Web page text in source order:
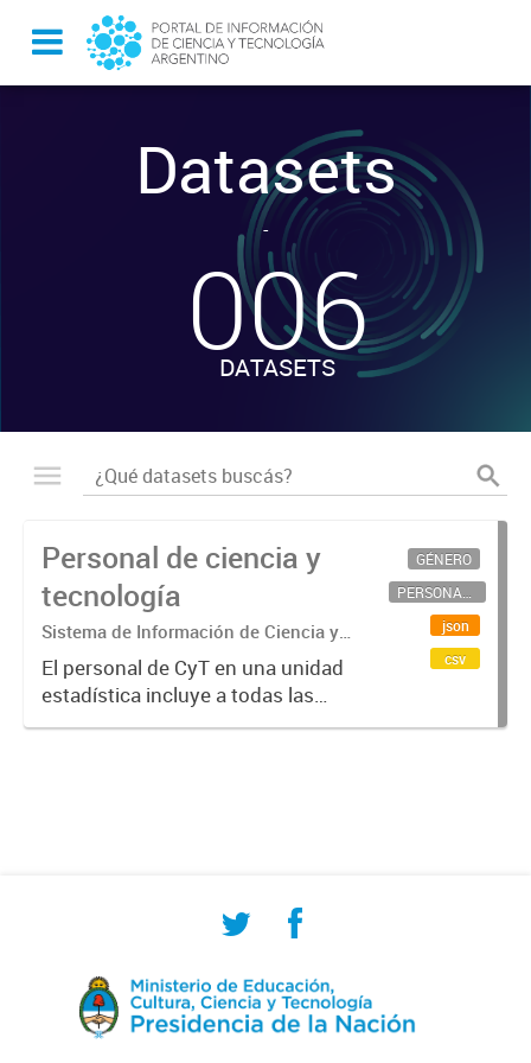
Datasets
-
006
DATASETS
Personal de ciencia y
tecnología
Sistema de Información de Ciencia y
Tecnología Argentino (SICYTAR)
El personal de CyT en una unidad
estadística incluye a todas las
personas involucradas
GÉNERO
PERSONAL CIENTÍFICO-TECNOLÓGICO
json
csv